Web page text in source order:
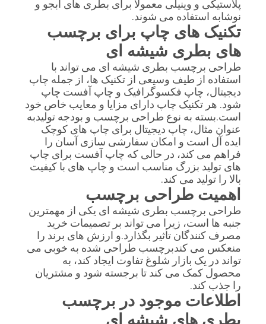
پلاستیکی و وینیلی معمولا برای بطری های آبجو و
نوشابه استفاده می شوند.
تکنیک های چاپ برای برچسب
های بطری شیشه ای
طراحی برچسب بطری شیشه ای می تواند با
استفاده از طیف وسیعی از تکنیک ها، از جمله چاپ
دیجیتال، چاپ فکسوگرافیک و چاپ آفست چاپ
شود. هر تکنیک چاپ دارای مزایا و معایب خاص خود
است.بسته به نوع طراحی برچسب و بودجه تولیدبه
عنوان مثال، چاپ دیجیتال برای چاپ های کوچک
ایده آل است و امکان سفارشی سازی آسان را
فراهم می کند، در حالی که چاپ آفست برای چاپ
های تولید بزرگ مناسب است و چاپ های با کیفیت
بالا را تولید می کند.
اهمیت طراحی برچسب
طراحی برچسب بطری شیشه ای یکی از مهمترین
جنبه ها است، زیرا می تواند بر تصمیمات خرید
مصرف کنندگان تأثیر بگذارد.و ارزش های برند را
منعکس می کندبرچسب طراحی شده به خوبی می
تواند در یک بازار شلوغ تفاوت ایجاد کند، به
محصول کمک می کند تا برجسته شود و مشتریان
را جذب کند.
اطلاعات موجود در برچسب
بطری های شیشه ای